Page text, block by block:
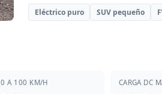
Eléctrico puro SUV pequeño
0 A 100 KM/H CARGA DC